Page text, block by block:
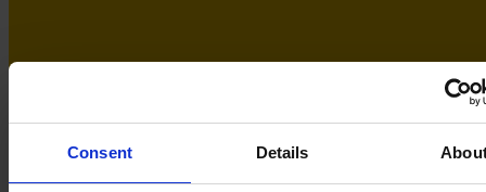
Consent Details